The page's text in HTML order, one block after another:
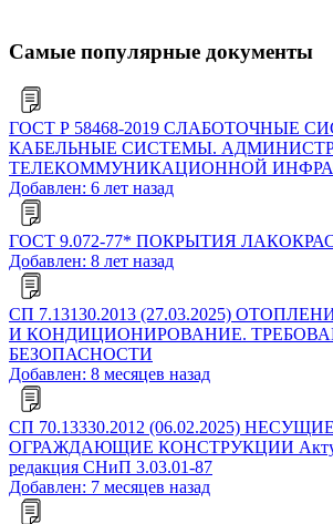
Самые популярные документы
ГОСТ Р 58468-2019 СЛАБОТОЧНЫЕ
КАБЕЛЬНЫЕ СИСТЕМЫ.
ТЕЛЕКОММУНИКАЦИОННОЙ
Добавлен: 6 лет назад
ГОСТ 9.072-77* ПОКРЫТИЯ
Добавлен: 8 лет назад
СП 7.13130.2013 (27.03.2025)
И КОНДИЦИОНИРОВАНИЕ.
БЕЗОПАСНОСТИ
Добавлен: 8 месяцев назад
СП 70.13330.2012 (06.02.2025)
ОГРАЖДАЮЩИЕ КОНСТРУКЦИИ
редакция СНиП 3.03.01-87
Добавлен: 7 месяцев назад